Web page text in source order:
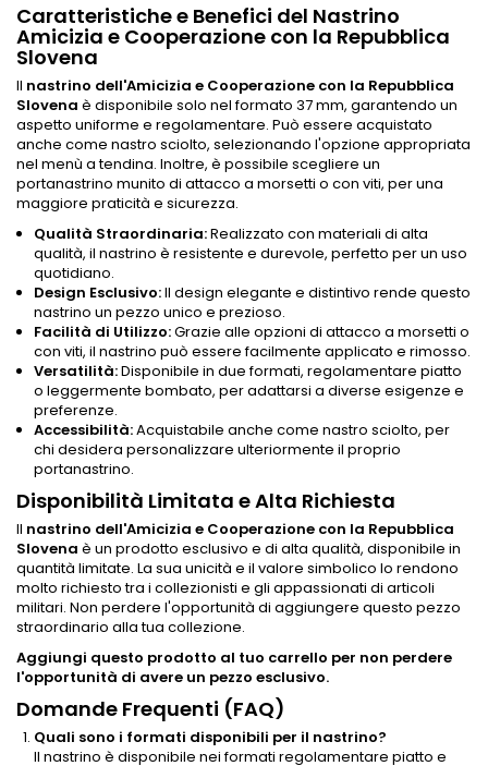
Caratteristiche e Benefici del Nastrino
Amicizia e Cooperazione con la Repubblica
Slovena
Il nastrino dell'Amicizia e Cooperazione con la Repubblica
Slovena è disponibile solo nel formato 37 mm, garantendo un
aspetto uniforme e regolamentare. Può essere acquistato
anche come nastro sciolto, selezionando l'opzione appropriata
nel menù a tendina. Inoltre, è possibile scegliere un
portanastrino munito di attacco a morsetti o con viti, per una
maggiore praticità e sicurezza.
Qualità Straordinaria:Realizzato con materiali di alta
qualità, il nastrino è resistente e durevole, perfetto per un uso
quotidiano.
Design Esclusivo:Il design elegante e distintivo rende questo
nastrino un pezzo unico e prezioso.
Facilità di Utilizzo:Grazie alle opzioni di attacco a morsetti o
con viti, il nastrino può essere facilmente applicato e rimosso.
Versatilità:Disponibile in due formati, regolamentare piatto
o leggermente bombato, per adattarsi a diverse esigenze e
preferenze.
Accessibilità:Acquistabile anche come nastro sciolto, per
chi desidera personalizzare ulteriormente il proprio
portanastrino.
Disponibilità Limitata e Alta Richiesta
Il nastrino dell'Amicizia e Cooperazione con la Repubblica
Slovena è un prodotto esclusivo e di alta qualità, disponibile in
quantità limitate. La sua unicità e il valore simbolico lo rendono
molto richiesto tra i collezionisti e gli appassionati di articoli
militari. Non perdere l'opportunità di aggiungere questo pezzo
straordinario alla tua collezione.
Aggiungi questo prodotto al tuo carrello per non perdere
l'opportunità di avere un pezzo esclusivo.
Domande Frequenti (FAQ)
Quali sono i formati disponibili per il nastrino?
Il nastrino è disponibile nei formati regolamentare piatto e